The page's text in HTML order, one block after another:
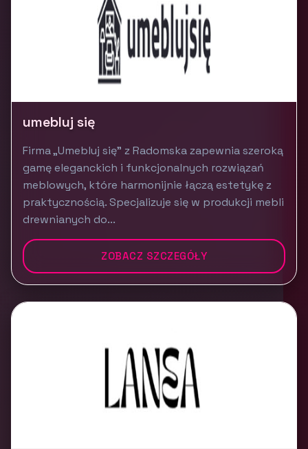
umebluj się
Firma „Umebluj się” z Radomska zapewnia szeroką
gamę eleganckich i funkcjonalnych rozwiązań
meblowych, które harmonijnie łączą estetykę z
praktycznością. Specjalizuje się w produkcji mebli
drewnianych do...
ZOBACZ SZCZEGÓŁY